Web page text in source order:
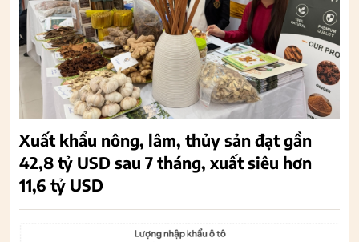
Xuất khẩu nông, lâm, thủy sản đạt gần
42,8 tỷ USD sau 7 tháng, xuất siêu hơn
11,6 tỷ USD